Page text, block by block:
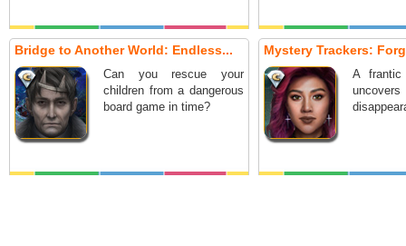
Bridge to Another World: Endless...
Can you rescue your
children from a dangerous
board game in time?
Mystery Trackers:
A frantic